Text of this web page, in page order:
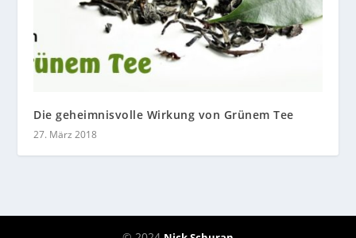
Die geheimnisvolle Wirkung von Grünem Tee
27. März 2018